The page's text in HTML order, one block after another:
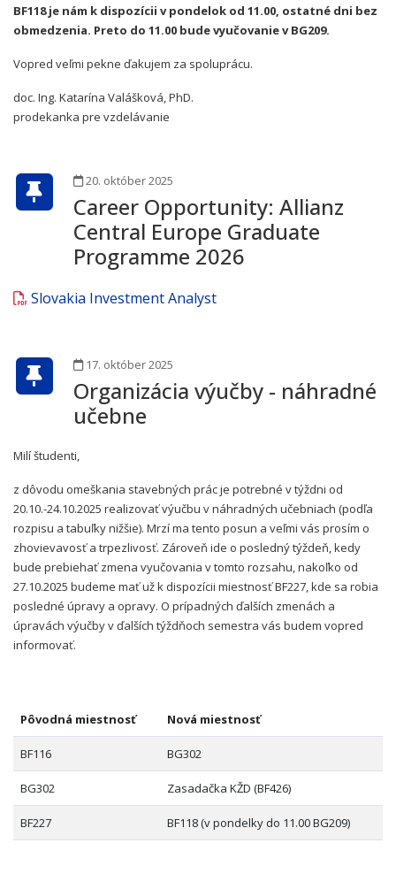
BF118 je nám k dispozícii v pondelok od 11.00, ostatné dni bez
obmedzenia. Preto do 11.00 bude vyučovanie v BG209.
Vopred veľmi pekne ďakujem za spoluprácu.
doc. Ing. Katarína Valášková, PhD.
prodekanka pre vzdelávanie
20. október 2025
Career Opportunity: Allianz
Central Europe Graduate
Programme 2026
Slovakia Investment Analyst
17. október 2025
Organizácia výučby - náhradné
učebne
Milí študenti,
z dôvodu omeškania stavebných prác je potrebné v týždni od
20.10.-24.10.2025 realizovať výučbu v náhradných učebniach (podľa
rozpisu a tabuľky nižšie). Mrzí ma tento posun a veľmi vás prosím o
zhovievavosť a trpezlivosť. Zároveň ide o posledný týždeň, kedy
bude prebiehať zmena vyučovania v tomto rozsahu, nakoľko od
27.10.2025 budeme mať už k dispozícii miestnosť BF227, kde sa robia
posledné úpravy a opravy. O prípadných ďalších zmenách a
úpravách výučby v ďalších týždňoch semestra vás budem vopred
informovať.
Pôvodná miestnosť Nová miestnosť
BF116 BG302
BG302 Zasadačka KŽD (BF426)
BF227 BF118 (v pondelky do 11.00 BG209)